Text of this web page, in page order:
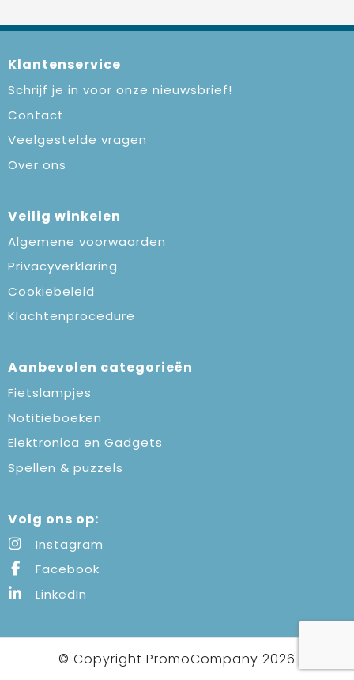
Klantenservice
Schrijf je in voor onze nieuwsbrief!
Contact
Veelgestelde vragen
Over ons
Veilig winkelen
Algemene voorwaarden
Privacyverklaring
Cookiebeleid
Klachtenprocedure
Aanbevolen categorieën
Fietslampjes
Notitieboeken
Elektronica en Gadgets
Spellen & puzzels
Volg ons op:
Instagram
Facebook
LinkedIn
© Copyright PromoCompany 2026